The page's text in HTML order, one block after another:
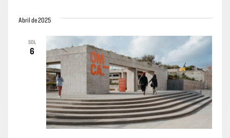
Abril de 2025
SOL
6